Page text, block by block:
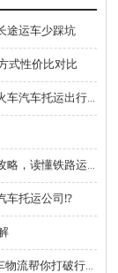
途运车少踩坑
式性价比对比
中车物流：暑期 7-9 月长线自驾返程｜热门城市火车汽车托运出行全攻略
中车物流12306 合作火车汽车托运｜多干线出行攻略，读懂铁路运车的优势与避坑要点
车托运公司⁉️
亲历十次汽车托运总结：6 条实操建议，武汉中车物流帮你打破行业信息差